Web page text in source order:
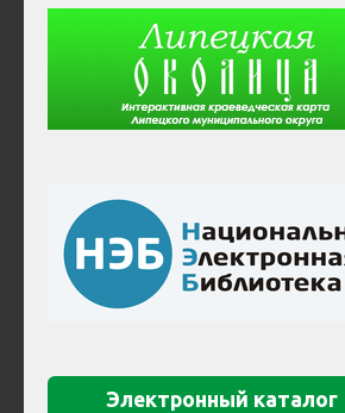
Электронный каталог